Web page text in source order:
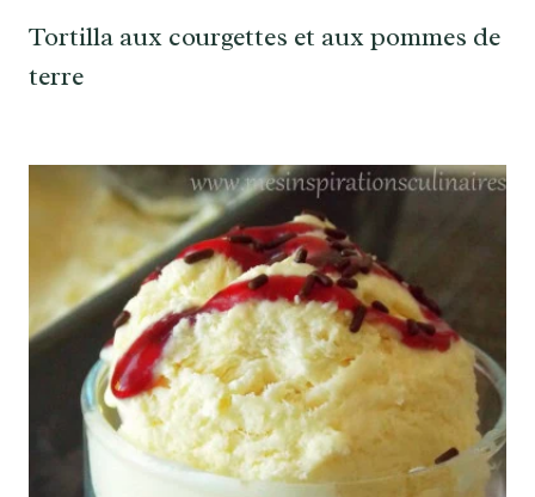
Tortilla aux courgettes et aux pommes de
terre